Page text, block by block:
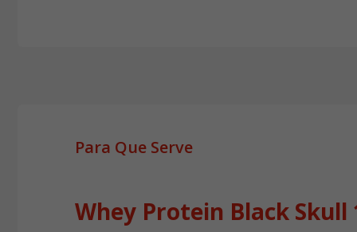
Para Que Serve
Whey Protein Black